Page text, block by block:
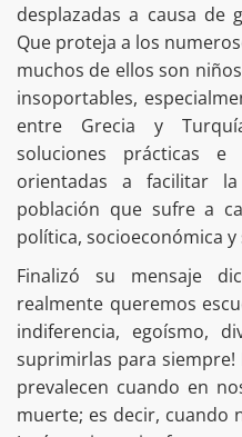
desplazadas a causa de
Que proteja a los
muchos de ellos son
insoportables,
entre Grecia y
soluciones prácticas e
orientadas a facilitar
población que sufre a
política, socioeconómica y
Finalizó su mensaje
realmente queremos
indiferencia, egoísmo,
suprimirlas para siempre!
prevalecen cuando en
muerte; es decir, cuando